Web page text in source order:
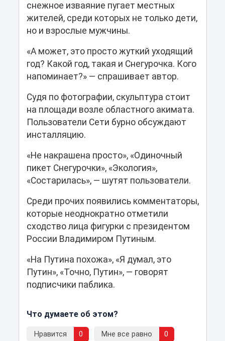
снежное изваяние пугает местных
жителей, среди которых не только дети,
но и взрослые мужчины.
«А может, это просто жуткий уходящий
год? Какой год, такая и Снегурочка. Кого
напоминает?» — спрашивает автор.
Судя по фотографии, скульптура стоит
на площади возле областного акимата.
Пользователи Сети бурно обсуждают
инсталляцию.
«Не накрашена просто», «Одиночный
пикет Снегурочки», «Экология»,
«Состарилась», — шутят пользователи.
Среди прочих появились комментаторы,
которые неоднократно отметили
сходство лица фигурки с президентом
России Владимиром Путиным.
«На Путина похожа», «Я думал, это
Путин», «Точно, Путин», — говорят
подписчики паблика.
Что думаете об этом?
Нравится 0 Мне все равно 0